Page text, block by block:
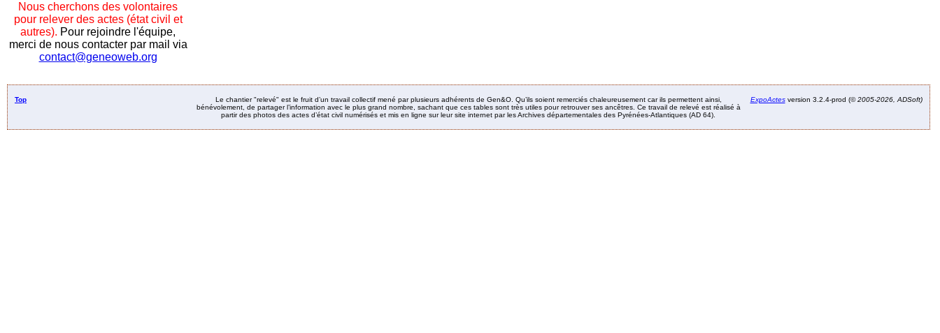
Nous cherchons des volontaires
pour relever des actes (état civil et
autres). Pour rejoindre l'équipe,
merci de nous contacter par mail via
contact@geneoweb.org
Top
Le chantier "relevé" est le fruit d’un travail collectif mené par plusieurs adhérents de Gen&O. Qu’ils soient remerciés chaleureusement car ils permettent ainsi,
bénévolement, de partager l’information avec le plus grand nombre, sachant que ces tables sont très utiles pour retrouver ses ancêtres. Ce travail de relevé est réalisé à
partir des photos des actes d’état civil numérisés et mis en ligne sur leur site internet par les Archives départementales des Pyrénées-Atlantiques (AD 64).
ExpoActesversion 3.2.4-prod (©2005-2026, ADSoft)